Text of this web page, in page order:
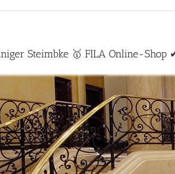
Steimbke 🥇 FILA Online-Shop